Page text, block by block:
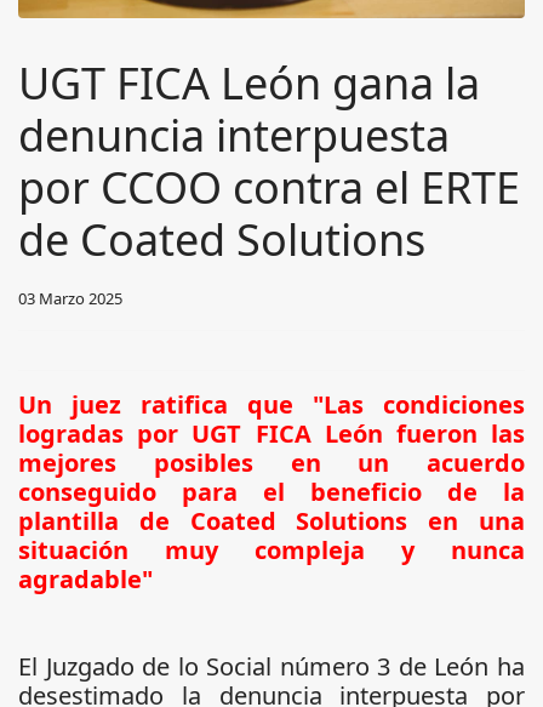
UGT FICA León gana la
denuncia interpuesta
por CCOO contra el ERTE
de Coated Solutions
03 Marzo 2025
Un juez ratifica que "Las condiciones
logradas por UGT FICA León fueron las
mejores posibles en un acuerdo
conseguido para el beneficio de la
plantilla de Coated Solutions en una
situación muy compleja y nunca
agradable"
El Juzgado de lo Social número 3 de León ha
desestimado la denuncia interpuesta por